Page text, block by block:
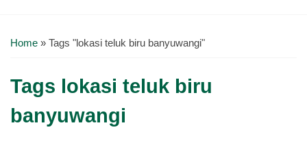
Home » Tags "lokasi teluk biru banyuwangi"
Tags lokasi teluk biru
banyuwangi